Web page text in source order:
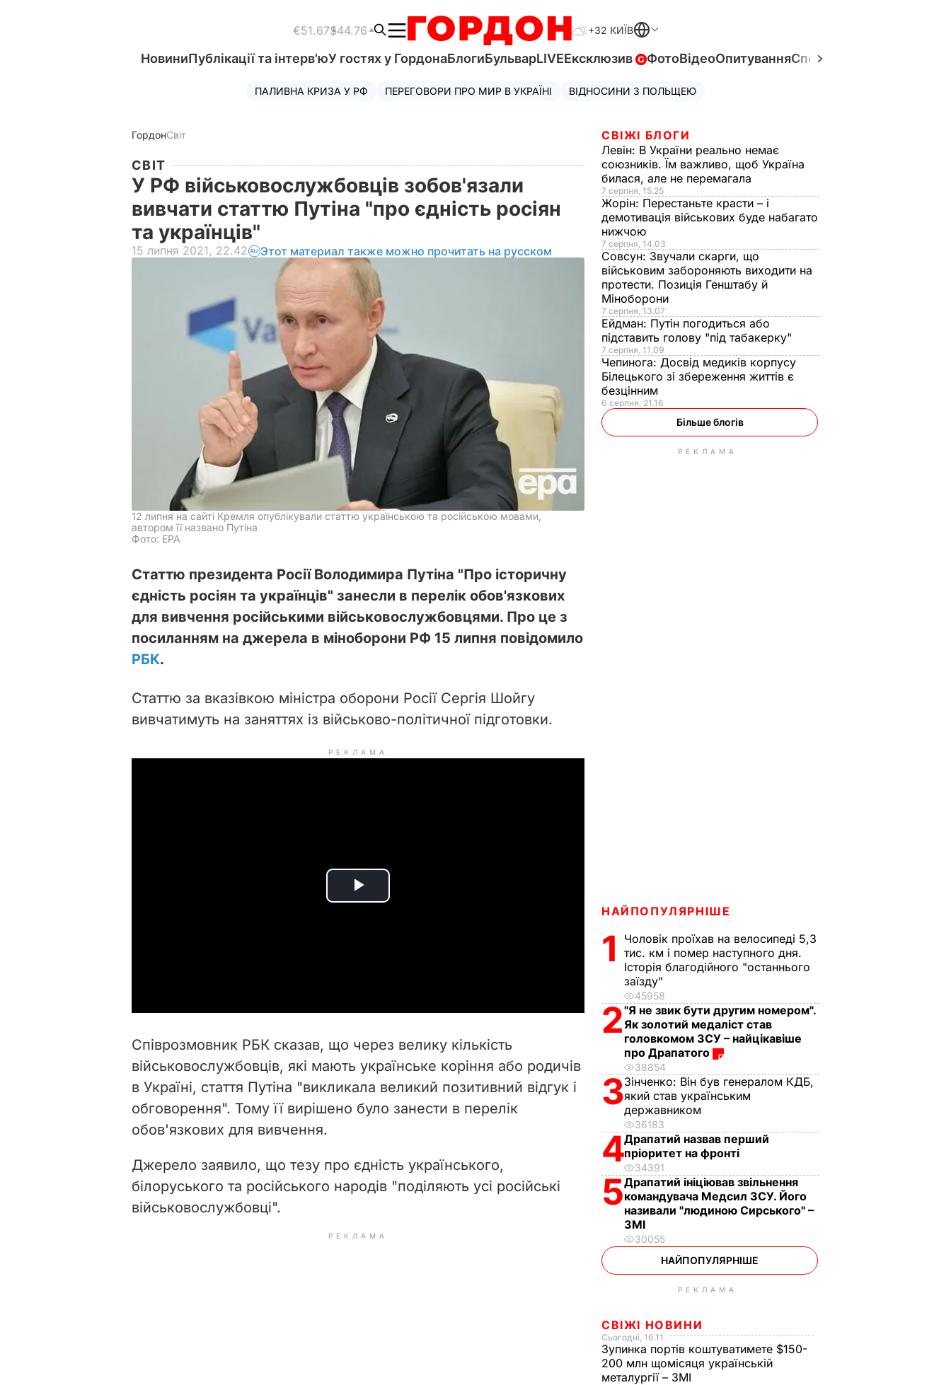
€51.67$44.76 +32 КИЇВ
НовиниПублікації та інтерв'юУ гостях у ГордонаБлогиБульварLIVEЕксклюзив ФотоВідеоОпитуванняСпецпроєкти
ПАЛИВНА КРИЗА У РФ ПЕРЕГОВОРИ ПРО МИР В УКРАЇНІ ВІДНОСИНИ З ПОЛЬЩЕЮ
ГордонСвіт
СВІТ
У РФ військовослужбовців зобов'язали
вивчати статтю Путіна "про єдність росіян
та українців"
15 липня 2021, 22.42 Этот материал также можно прочитать на русском
12 липня на сайті Кремля опублікували статтю українською та російською мовами,
автором її названо Путіна
Фото: EPA
Статтю президента Росії Володимира Путіна "Про історичну
єдність росіян та українців" занесли в перелік обов'язкових
для вивчення російськими військовослужбовцями. Про це з
посиланням на джерела в міноборони РФ 15 липня повідомило
РБК.
Статтю за вказівкою міністра оборони Росії Сергія Шойгу
вивчатимуть на заняттях із військово-політичної підготовки.
РЕКЛАМА
P
i
d
e
o
Співрозмовник РБК сказав, що через велику кількість
військовослужбовців, які мають українське коріння або родичів
в Україні, стаття Путіна "викликала великий позитивний відгук і
обговорення". Тому її вирішено було занести в перелік
обов'язкових для вивчення.
Джерело заявило, що тезу про єдність українського,
білоруського та російського народів "поділяють усі російські
військовослужбовці".
РЕКЛАМА
СВІЖІ БЛОГИ
Левін: В України реально немає
союзників. Їм важливо, щоб Україна
билася, але не перемагала
7 серпня, 15.25
Жорін: Перестаньте красти – і
демотивація військових буде набагато
нижчою
7 серпня, 14.03
Совсун: Звучали скарги, що
військовим забороняють виходити на
протести. Позиція Генштабу й
Міноборони
7 серпня, 13.07
Ейдман: Путін погодиться або
підставить голову "під табакерку"
7 серпня, 11.09
Чепинога: Досвід медиків корпусу
Білецького зі збереження життів є
безцінним
6 серпня, 21.16
Більше блогів
РЕКЛАМА
НАЙПОПУЛЯРНІШЕ
1
Чоловік проїхав на велосипеді 5,3
тис. км і помер наступного дня.
Історія благодійного "останнього
заїзду"
45958
2"Я не звик бути другим номером".
Як золотий медаліст став
головкомом ЗСУ – найцікавіше
про Драпатого
38854
3Зінченко: Він був генералом КДБ,
який став українським
державником
36183
4Драпатий назвав перший
пріоритет на фронті
34391
5Драпатий ініціював звільнення
командувача Медсил ЗСУ. Його
називали "людиною Сирського" –
ЗМІ
30055
НАЙПОПУЛЯРНІШЕ
РЕКЛАМА
СВІЖІ НОВИНИ
Сьогодні, 16.11
Зупинка портів коштуватимете $150-
200 млн щомісяця українській
металургії – ЗМІ